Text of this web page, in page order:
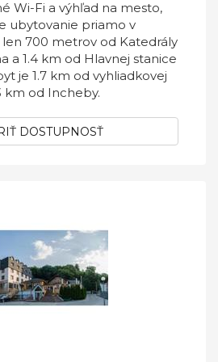
Wi-Fi a výhľad na mesto,
ubytovanie priamo v
len 700 metrov od Katedrály
a 1.4 km od Hlavnej stanice
je 1.7 km od vyhliadkovej
km od Incheby.
DOSTUPNOSŤ